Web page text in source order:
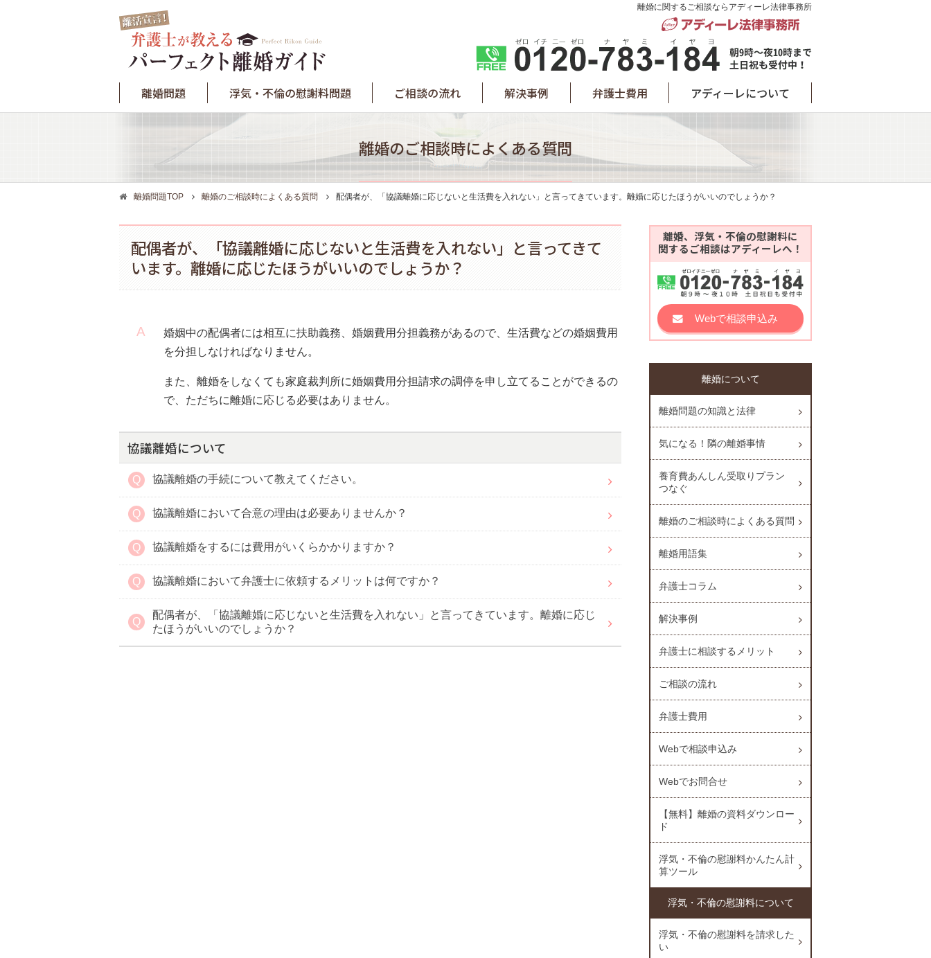
離婚に関するご相談ならアディーレ法律事務所
離婚問題 浮気・不倫の慰謝料問題 ご相談の流れ 解決事例 弁護士費用 アディーレについて
離婚のご相談時によくある質問
離婚問題TOP 離婚のご相談時によくある質問 配偶者が、「協議離婚に応じないと生活費を入れない」と言ってきています。離婚に応じたほうがいいのでしょうか？
配偶者が、「協議離婚に応じないと生活費を入れない」と言ってきて
います。離婚に応じたほうがいいのでしょうか？
婚姻中の配偶者には相互に扶助義務、婚姻費用分担義務があるので、生活費などの婚姻費用
を分担しなければなりません。
また、離婚をしなくても家庭裁判所に婚姻費用分担請求の調停を申し立てることができるの
で、ただちに離婚に応じる必要はありません。
協議離婚について
協議離婚の手続について教えてください。
協議離婚において合意の理由は必要ありませんか？
協議離婚をするには費用がいくらかかりますか？
協議離婚において弁護士に依頼するメリットは何ですか？
配偶者が、「協議離婚に応じないと生活費を入れない」と言ってきています。離婚に応じ
たほうがいいのでしょうか？
離婚、浮気・不倫の慰謝料に
関するご相談はアディーレへ！
Webで相談申込み
離婚について
離婚問題の知識と法律
気になる！隣の離婚事情
養育費あんしん受取りプラン
つなぐ
離婚のご相談時によくある質問
離婚用語集
弁護士コラム
解決事例
弁護士に相談するメリット
ご相談の流れ
弁護士費用
Webで相談申込み
Webでお問合せ
【無料】離婚の資料ダウンロー
ド
浮気・不倫の慰謝料かんたん計
算ツール
浮気・不倫の慰謝料について
浮気・不倫の慰謝料を請求した
い